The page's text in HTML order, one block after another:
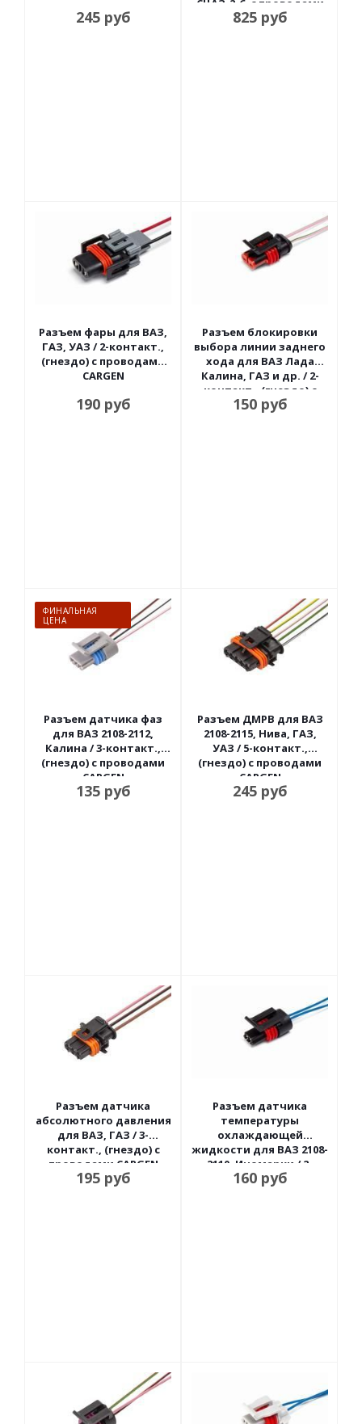
245руб
СЦАЗ-2-6, с проводами
CARGEN
825руб
Разъем фары для ВАЗ,
ГАЗ, УАЗ / 2-контакт.,
(гнездо) с проводами
CARGEN
190руб
Разъем блокировки
выбора линии заднего
хода для ВАЗ Лада
Калина, ГАЗ и др. / 2-
контакт., (гнездо) с
проводами CARGEN
150руб
ФИНАЛЬНАЯ
ЦЕНА
Разъем датчика фаз
для ВАЗ 2108-2112,
Калина / 3-контакт.,
(гнездо) с проводами
CARGEN
135руб
Разъем ДМРВ для ВАЗ
2108-2115, Нива, ГАЗ,
УАЗ / 5-контакт.,
(гнездо) с проводами
CARGEN
245руб
Разъем датчика
абсолютного давления
для ВАЗ, ГАЗ / 3-
контакт., (гнездо) с
проводами CARGEN
195руб
Разъем датчика
температуры
охлаждающей
жидкости для ВАЗ 2108-
2110, Иномарки / 2-
контакт., (гнездо) с
160руб